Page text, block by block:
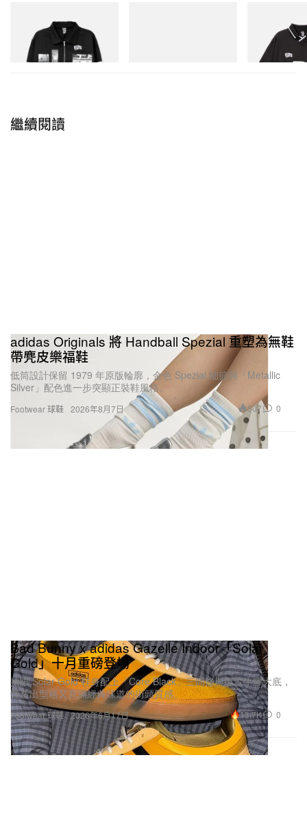
Billionaire Boys Club X Initial
D Cotton Jacket
立即購入
Billionaire
D Game Shirt
立即購入
繼續閱讀
Footwear 球鞋
adidas Originals 將 Handball Spezial 重塑為無鞋
帶麂皮樂福鞋
低筒設計保留 1979 年原版輪廓，金色 Spezial 細節與「Metallic
Silver」配色進一步突顯正裝鞋風格。
2026年8月7日 507 0
Footwear 球鞋
Bad Bunny x adidas Gazelle Indoor「Solar
Gold」十月重磅登場
搶眼 Solar Gold 鞋身配上「Core Black」三間條與復古牛膠大底，
營造出型格又充滿經典味道的街頭質感。
2026年6月17日 13.7K 0